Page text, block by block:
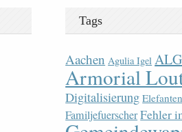
Tags
Aachen Agulia Igel
Armorial
Digitalisierung
FamiljefuerscherFehler